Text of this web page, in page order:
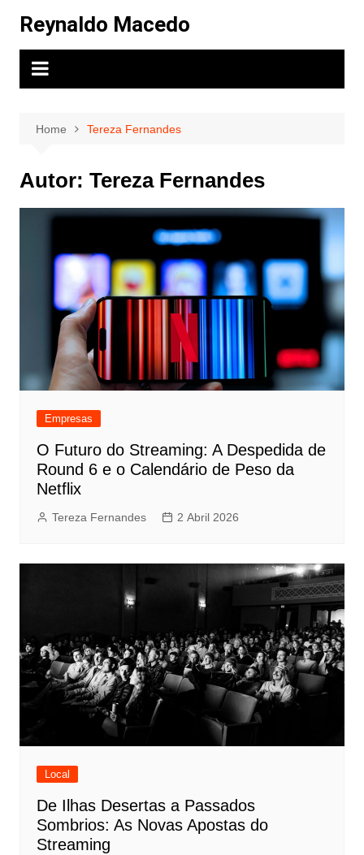
content
Reynaldo Macedo
Home Tereza Fernandes
Autor: Tereza Fernandes
Empresas
O Futuro do Streaming: A Despedida de
Round 6 e o Calendário de Peso da
Netflix
Tereza Fernandes 2 Abril 2026
Local
De Ilhas Desertas a Passados
Sombrios: As Novas Apostas do
Streaming